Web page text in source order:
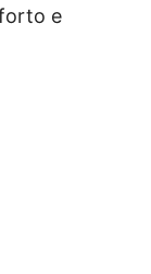
e